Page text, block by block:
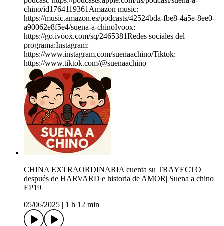
chino/id1764119361Amazon music:
https://music.amazon.es/podcasts/42524bda-fbe8-4a5e-8ee0-
a90062e8f5e4/suena-a-chinoIvoox:
https://go.ivoox.com/sq/2465381Redes sociales del
programa:Instagram:
https://www.instagram.com/suenaachino/Tiktok:
https://www.tiktok.com/@suenaachino
CHINA EXTRAORDINARIA cuenta su TRAYECTO
después de HARVARD e historia de AMOR| Suena a chino
EP19
05/06/2025
1 h 12 min